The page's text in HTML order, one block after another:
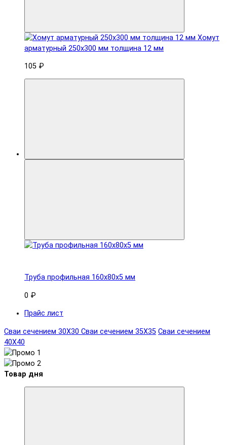
Хомут
арматурный 250x300 мм толщина 12 мм
105 ₽
Труба профильная 160x80х5 мм
0 ₽
Прайс лист
Сваи сечением 30Х30 Сваи сечением 35Х35 Сваи сечением
40Х40
Товар дня